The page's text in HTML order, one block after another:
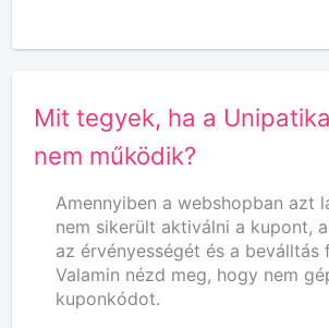
Mit tegyek, ha a
nem működik?
Amennyiben a webshopban azt
nem sikerült aktiválni a kupont,
az érvényességét és a beválltás
Valamin nézd meg, hogy nem
kuponkódot.